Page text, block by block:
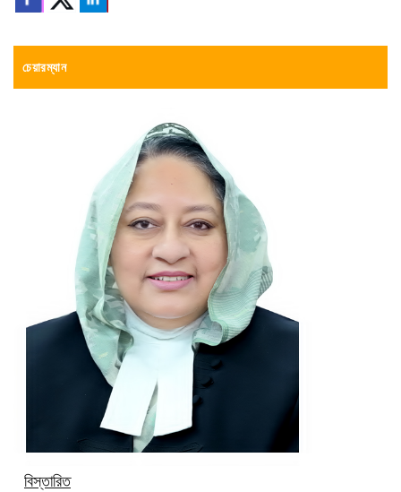
চেয়ারম্যান
বিস্তারিত